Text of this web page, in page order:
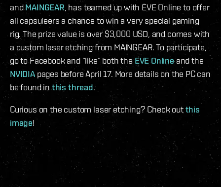
andMAINGEAR, has teamed up with EVE Online to offer
all capsuleers a chance to win a very special gaming
rig. The prize value is over $3,000 USD, and comes with
a custom laser etching from MAINGEAR. To participate,
go to Facebook and “like” both the EVE Onlineand the
NVIDIApages before April 17. More details on the PC can
be found inthis thread.
Curious on the custom laser etching? Check outthis
image!